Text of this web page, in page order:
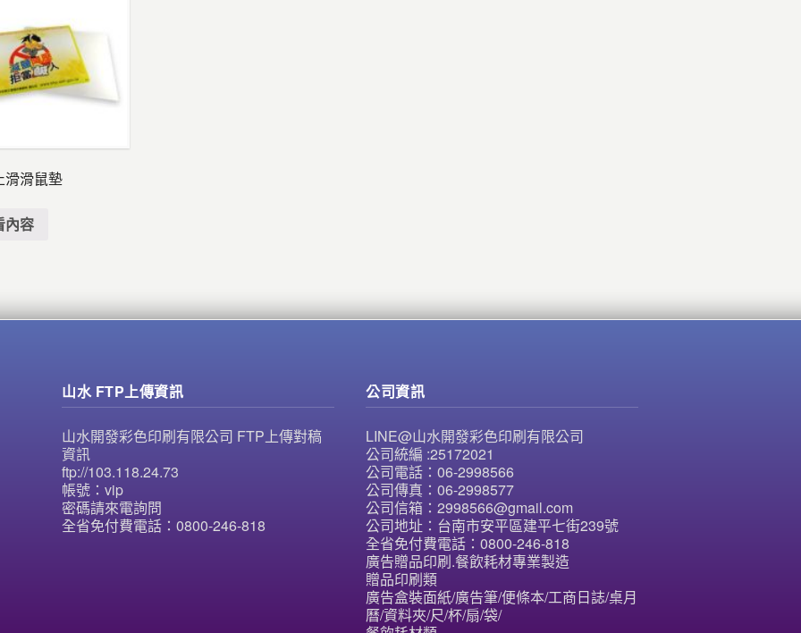
滑滑鼠墊
內容
山水 FTP上傳資訊
山水開發彩色印刷有限公司 FTP上傳對稿
資訊
ftp://103.118.24.73
帳號：vip
密碼請來電詢問
全省免付費電話：0800-246-818
公司資訊
LINE@山水開發彩色印刷有限公司
公司統編 :25172021
公司電話：06-2998566
公司傳真：06-2998577
公司信箱：2998566@gmail.com
公司地址：台南市安平區建平七街239號
全省免付費電話：0800-246-818
廣告贈品印刷.餐飲耗材專業製造
贈品印刷類
廣告盒裝面紙/廣告筆/便條本/工商日誌/桌月
曆/資料夾/尺/杯/扇/袋/